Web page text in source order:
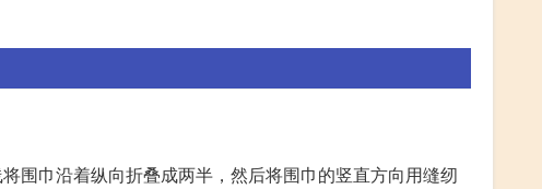
围巾沿着纵向折叠成两半，然后将围巾的竖直方向用缝纫